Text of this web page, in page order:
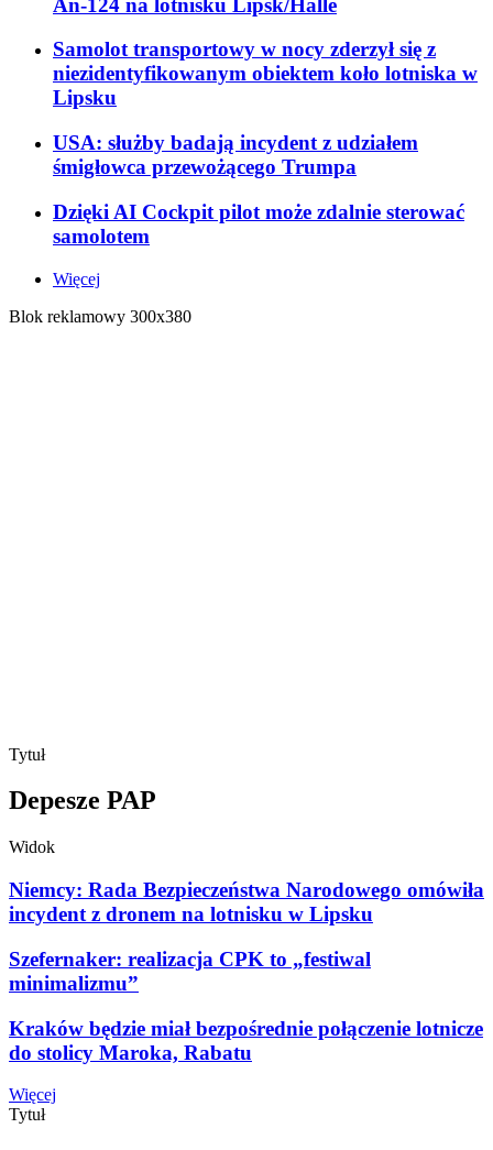
Samolot transportowy w nocy zderzył się z
niezidentyfikowanym obiektem koło lotniska w
Lipsku
USA: służby badają incydent z udziałem
śmigłowca przewożącego Trumpa
Dzięki AI Cockpit pilot może zdalnie sterować
samolotem
Więcej
Blok reklamowy 300x380
Tytuł
Depesze PAP
Widok
Niemcy: Rada Bezpieczeństwa Narodowego omówiła
incydent z dronem na lotnisku w Lipsku
Szefernaker: realizacja CPK to „festiwal
minimalizmu”
Kraków będzie miał bezpośrednie połączenie lotnicze
do stolicy Maroka, Rabatu
Więcej
Tytuł